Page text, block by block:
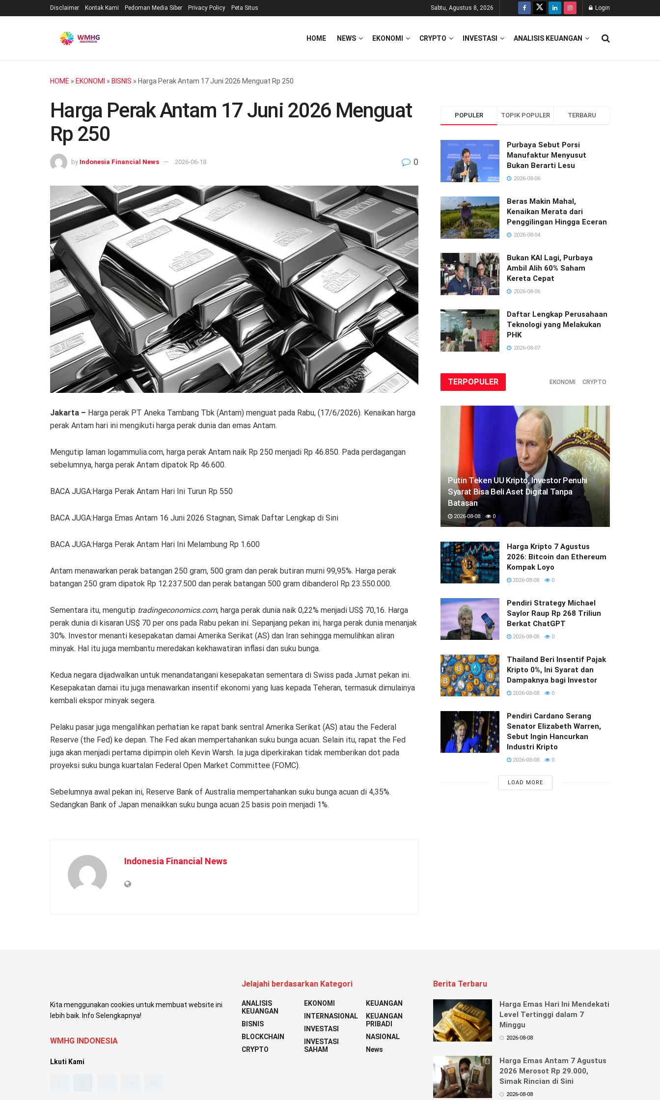
Disclaimer Kontak Kami Pedoman Media Siber Privacy Policy Peta Situs Sabtu, Agustus 8, 2026 Login
HOME NEWS EKONOMI CRYPTO INVESTASI ANALISIS KEUANGAN
HOME » EKONOMI » BISNIS » Harga Perak Antam 17 Juni 2026 Menguat Rp 250
Harga Perak Antam 17 Juni 2026 Menguat
Rp 250
by Indonesia Financial News 2026-06-18 0
Jakarta – Harga perak PT Aneka Tambang Tbk (Antam) menguat pada Rabu, (17/6/2026). Kenaikan harga
perak Antam hari ini mengikuti harga perak dunia dan emas Antam.
Mengutip laman logammulia.com, harga perak Antam naik Rp 250 menjadi Rp 46.850. Pada perdagangan
sebelumnya, harga perak Antam dipatok Rp 46.600.
BACA JUGA:Harga Perak Antam Hari Ini Turun Rp 550
BACA JUGA:Harga Emas Antam 16 Juni 2026 Stagnan, Simak Daftar Lengkap di Sini
BACA JUGA:Harga Perak Antam Hari Ini Melambung Rp 1.600
Antam menawarkan perak batangan 250 gram, 500 gram dan perak butiran murni 99,95%. Harga perak
batangan 250 gram dipatok Rp 12.237.500 dan perak batangan 500 gram dibanderol Rp 23.550.000.
Sementara itu, mengutip tradingeconomics.com, harga perak dunia naik 0,22% menjadi US$ 70,16. Harga
perak dunia di kisaran US$ 70 per ons pada Rabu pekan ini. Sepanjang pekan ini, harga perak dunia menanjak
30%. Investor menanti kesepakatan damai Amerika Serikat (AS) dan Iran sehingga memulihkan aliran
minyak. Hal itu juga membantu meredakan kekhawatiran inflasi dan suku bunga.
Kedua negara dijadwalkan untuk menandatangani kesepakatan sementara di Swiss pada Jumat pekan ini.
Kesepakatan damai itu juga menawarkan insentif ekonomi yang luas kepada Teheran, termasuk dimulainya
kembali ekspor minyak segera.
Pelaku pasar juga mengalihkan perhatian ke rapat bank sentral Amerika Serikat (AS) atau the Federal
Reserve (the Fed) ke depan. The Fed akan mempertahankan suku bunga acuan. Selain itu, rapat the Fed
juga akan menjadi pertama dipimpin oleh Kevin Warsh. Ia juga diperkirakan tidak memberikan dot pada
proyeksi suku bunga kuartalan Federal Open Market Committee (FOMC).
Sebelumnya awal pekan ini, Reserve Bank of Australia mempertahankan suku bunga acuan di 4,35%.
Sedangkan Bank of Japan menaikkan suku bunga acuan 25 basis poin menjadi 1%.
Indonesia Financial News
POPULER TOPIK POPULER TERBARU
Purbaya Sebut Porsi
Manufaktur Menyusut
Bukan Berarti Lesu
2026-08-06
Beras Makin Mahal,
Kenaikan Merata dari
Penggilingan Hingga Eceran
2026-08-04
Bukan KAI Lagi, Purbaya
Ambil Alih 60% Saham
Kereta Cepat
2026-08-06
Daftar Lengkap Perusahaan
Teknologi yang Melakukan
PHK
2026-08-07
TERPOPULER EKONOMI CRYPTO
Putin Teken UU Kripto, Investor Penuhi
Syarat Bisa Beli Aset Digital Tanpa
Batasan
2026-08-08 0
Harga Kripto 7 Agustus
2026: Bitcoin dan Ethereum
Kompak Loyo
2026-08-08 0
Pendiri Strategy Michael
Saylor Raup Rp 268 Triliun
Berkat ChatGPT
2026-08-08 0
Thailand Beri Insentif Pajak
Kripto 0%, Ini Syarat dan
Dampaknya bagi Investor
2026-08-08 0
Pendiri Cardano Serang
Senator Elizabeth Warren,
Sebut Ingin Hancurkan
Industri Kripto
2026-08-08 0
LOAD MORE
Kita menggunakan cookies untuk membuat website ini
lebih baik. Info Selengkapnya!
WMHG INDONESIA
Lkuti Kami
Jelajahi berdasarkan Kategori
ANALISIS
KEUANGAN
BISNIS
BLOCKCHAIN
CRYPTO
EKONOMI
INTERNASIONAL
INVESTASI
INVESTASI
SAHAM
KEUANGAN
KEUANGAN
PRIBADI
NASIONAL
News
Berita Terbaru
Harga Emas Hari Ini Mendekati
Level Tertinggi dalam 7
Minggu
2026-08-08
Harga Emas Antam 7 Agustus
2026 Merosot Rp 29.000,
Simak Rincian di Sini
2026-08-08